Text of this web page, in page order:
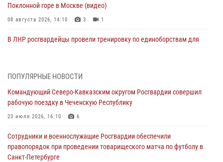
Поклонной горе в Москве (видео)
08 августа 2026, 14:10 3 1
В ЛНР росгвардейцы провели тренировку по единоборствам для
стен музея истории космонавтики в Калуге
08 августа 2026, 09:29
в честь юбилея ведомства
08 августа 2026, 09:03
ПОПУЛЯРНЫЕ НОВОСТИ
Командующий Северо-Кавказским округом Росгвардии совершил
рабочую поездку в Чеченскую Республику
23 июля 2026, 16:10 6
Сотрудники и военнослужащие Росгвардии обеспечили
правопорядок при проведении товарищеского матча по футболу в
Санкт-Петербурге